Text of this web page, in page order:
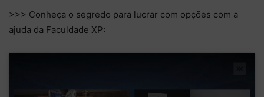
>>> Conheça o segredo para lucrar com opções com a
ajuda da Faculdade XP: